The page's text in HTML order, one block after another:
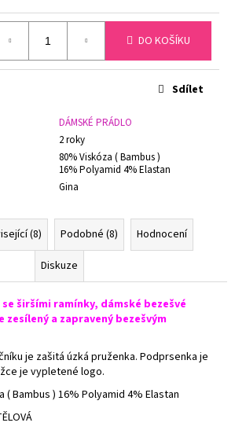
DO KOŠÍKU
DÁMSKÉ PRÁDLO
2 roky
80% Viskóza ( Bambus )
16% Polyamid 4% Elastan
Gina
Sdílet
(8) Podobné (8)
Hodnocení
Diskuze
širšími ramínky, dámské bezešvé
a zapravený bezešvým
je zašitá úzká pruženka. Podprsenka je
je vypletené logo.
( Bambus ) 16% Polyamid 4% Elastan